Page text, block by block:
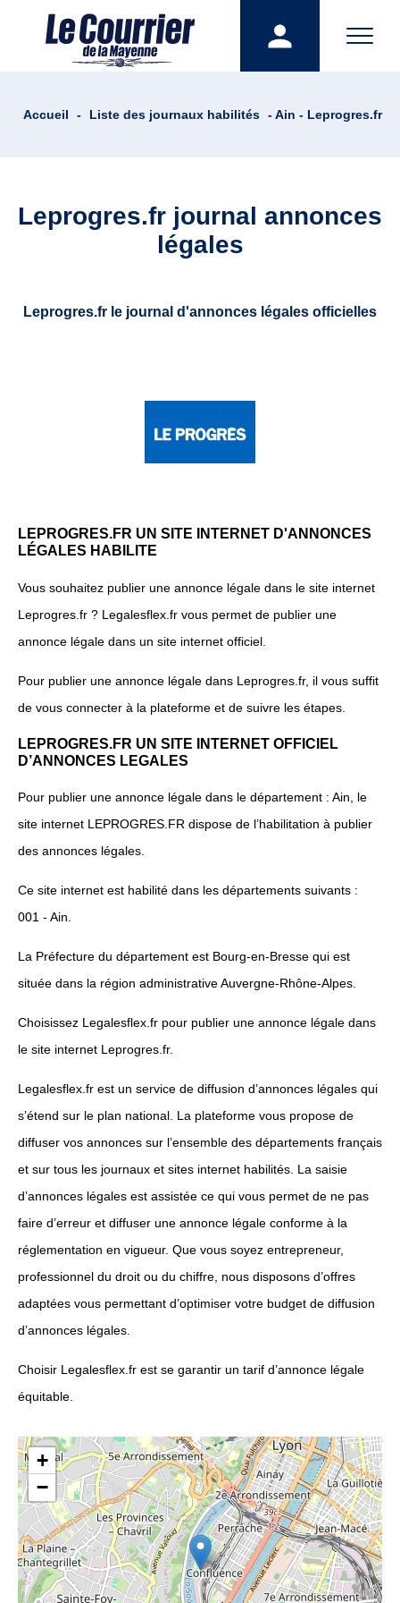
Accueil - Liste des journaux habilités - Ain - Leprogres.fr
Leprogres.fr journal annonces
légales
Leprogres.fr le journal d'annonces légales officielles
LEPROGRES.FR UN SITE INTERNET D'ANNONCES
LÉGALES HABILITE
Vous souhaitez publier une annonce légale dans le site internet
Leprogres.fr ? Legalesflex.fr vous permet de publier une
annonce légale dans un site internet officiel.
Pour publier une annonce légale dans Leprogres.fr, il vous suffit
de vous connecter à la plateforme et de suivre les étapes.
LEPROGRES.FR UN SITE INTERNET OFFICIEL
D’ANNONCES LEGALES
Pour publier une annonce légale dans le département : Ain, le
site internet LEPROGRES.FR dispose de l’habilitation à publier
des annonces légales.
Ce site internet est habilité dans les départements suivants :
001 - Ain.
La Préfecture du département est Bourg-en-Bresse qui est
située dans la région administrative Auvergne-Rhône-Alpes.
Choisissez Legalesflex.fr pour publier une annonce légale dans
le site internet Leprogres.fr.
Legalesflex.fr est un service de diffusion d’annonces légales qui
s’étend sur le plan national. La plateforme vous propose de
diffuser vos annonces sur l’ensemble des départements français
et sur tous les journaux et sites internet habilités. La saisie
d’annonces légales est assistée ce qui vous permet de ne pas
faire d’erreur et diffuser une annonce légale conforme à la
réglementation en vigueur. Que vous soyez entrepreneur,
professionnel du droit ou du chiffre, nous disposons d’offres
adaptées vous permettant d’optimiser votre budget de diffusion
d’annonces légales.
Choisir Legalesflex.fr est se garantir un tarif d’annonce légale
équitable.
+
−